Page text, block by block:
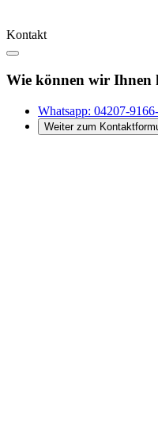
Kontakt
Wie können wir Ihnen
Whatsapp: 04207-